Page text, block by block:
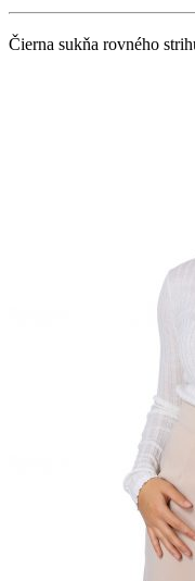
Čierna sukňa rovného